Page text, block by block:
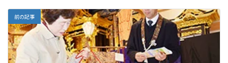
前の記事